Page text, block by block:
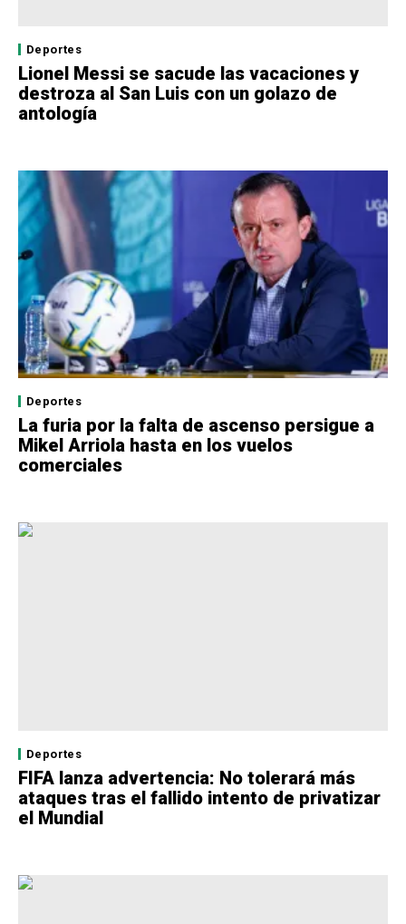
Deportes
Lionel Messi se sacude las vacaciones y
destroza al San Luis con un golazo de
antología
Deportes
La furia por la falta de ascenso persigue a
Mikel Arriola hasta en los vuelos
comerciales
Deportes
FIFA lanza advertencia: No tolerará más
ataques tras el fallido intento de privatizar
el Mundial